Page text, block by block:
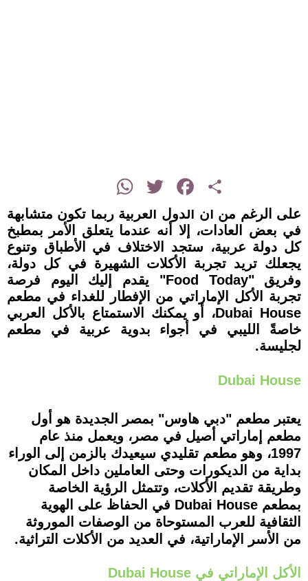
Share
Facebook
Twitter
WhatsApp
على الرغم من أن الدول العربية ربما تكون متشابهة
في بعض العادات، إلا أنه عندما يتعلق الأمر بمطبخ
كل دولة عربية، ستجد الاختلاف في الأطباق وتنوع
يجعلك تريد تجربة الأكلات الشهيرة في كل دولة،
وفريق "Food Today" يقدم إليك اليوم فرصة
تجربة الأكل الإماراتي من الإفطار للغداء في مطعم
Dubai House، أو يمكنك الاستمتاع بالأكل العربي
خاصةً الليبي في أجواء بدوية عربية في مطعم
لجليسة.
Dubai House
يعتبر مطعم "دبي هاوس" بمصر الجديدة هو أول
مطعم إماراتي أصيل في مصر، ويعمل منذ عام
1997، وهو مطعم تقليدي سيعيدك بالزمن إلى الوراء
بداية من الديكورات وحتى العاملين داخل المكان
وطريقة تقديم الأكلات، وتتمثل الرؤية الخاصة
بمطعم Dubai House في الحفاظ على الهوية
الثقافية للعرب المستوحاة من الوصفات الموروثة
من الأسر الإماراتية، في العديد من الأكلات التراثية.
الأكل الإماراتي في Dubai House